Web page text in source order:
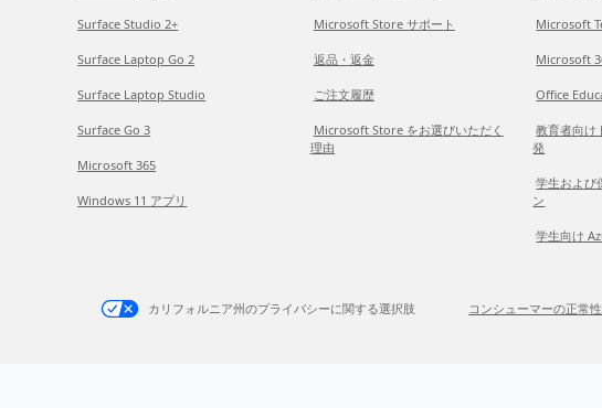
Surface Studio 2+
Surface Laptop Go 2
Surface Laptop Studio
Surface Go 3
Microsoft 365
Windows 11 アプリ
Microsoft Store サポート
返品・返金
ご注文履歴
Microsoft Store をお選びいただく
理由
Microsoft
Microsoft
Office
教育者向け
発
学生および
ン
学生向け
カリフォルニア州のプライバシーに関する選択肢
コンシューマーの正常